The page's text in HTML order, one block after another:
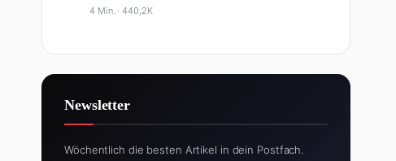
4 Min. ·440,2K
Newsletter
Wöchentlich die besten Artikel in dein Postfach.